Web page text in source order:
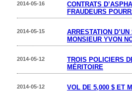
CONTRATS
FRAUDEURS
2014-05-16
ARRESTATION
MONSIEUR YVON
2014-05-15
TROIS POLICIERS
MÉRITOIRE
2014-05-12
VOL DE 5,000 $ ET
2014-05-12